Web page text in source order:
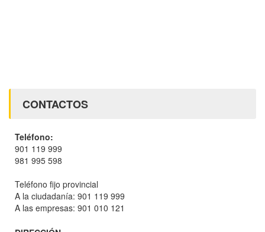
CONTACTOS
Teléfono:
901 119 999
981 995 598
Teléfono fijo provincial
A la ciudadanía: 901 119 999
A las empresas: 901 010 121